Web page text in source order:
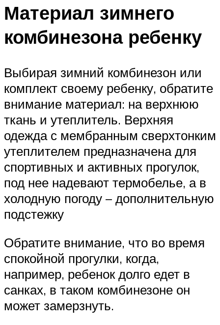
Материал зимнего
комбинезона ребенку
Выбирая зимний комбинезон или
комплект своему ребенку, обратите
внимание материал: на верхнюю
ткань и утеплитель. Верхняя
одежда с мембранным сверхтонким
утеплителем предназначена для
спортивных и активных прогулок,
под нее надевают термобелье, а в
холодную погоду – дополнительную
подстежку
Обратите внимание, что во время
спокойной прогулки, когда,
например, ребенок долго едет в
санках, в таком комбинезоне он
может замерзнуть.